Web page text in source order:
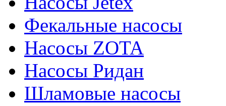
Фекальные насосы
Насосы ZOTA
Насосы Ридан
Шламовые насосы